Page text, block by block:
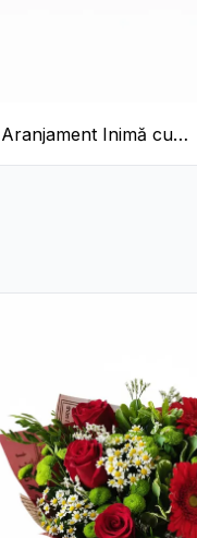
Aranjament Inimă cu
Trandafiri Roșii și